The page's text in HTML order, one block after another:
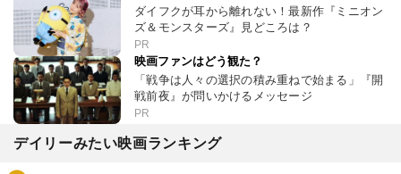
ダイフクが耳から離れない！最新作『ミニオン
ズ＆モンスターズ』見どころは？
PR
映画ファンはどう観た？
「戦争は人々の選択の積み重ねで始まる」『開
戦前夜』が問いかけるメッセージ
PR
デイリーみたい映画ランキング